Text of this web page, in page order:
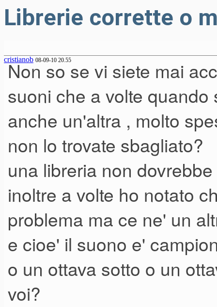
Librerie corrette o
cristianob 08-09-10 20.55
Non so se vi siete mai
suoni che a volte
anche un'altra , molto
non lo trovate sbagliato?
una libreria non
inoltre a volte ho notato
problema ma ce ne' un
e cioe' il suono e'
o un ottava sotto o un
voi?